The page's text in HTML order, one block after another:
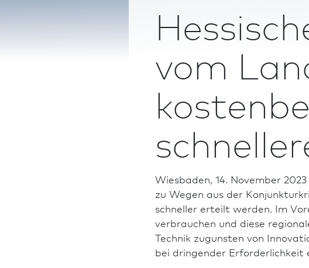
vom
Wies­ba­den, 14. November
zu Wegen aus der
schneller erteilt werden. Im
verbrauchen und diese
Technik zugunsten von
bei dringender Erforderlichkeit